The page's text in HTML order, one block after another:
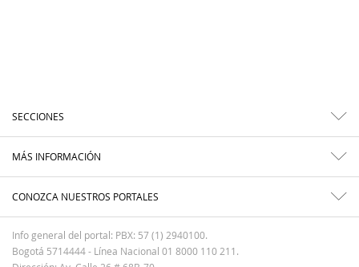
SECCIONES
MÁS INFORMACIÓN
CONOZCA NUESTROS PORTALES
Info general del portal: PBX: 57 (1) 2940100.
Bogotá 5714444 - Línea Nacional 01 8000 110 211.